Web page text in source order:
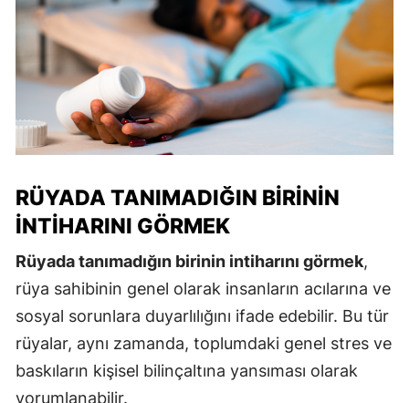
RÜYADA TANIMADIĞIN BIRININ
İNTIHARINI GÖRMEK
Rüyada tanımadığın birinin intiharını görmek,
rüya sahibinin genel olarak insanların acılarına ve
sosyal sorunlara duyarlılığını ifade edebilir. Bu tür
rüyalar, aynı zamanda, toplumdaki genel stres ve
baskıların kişisel bilinçaltına yansıması olarak
yorumlanabilir.